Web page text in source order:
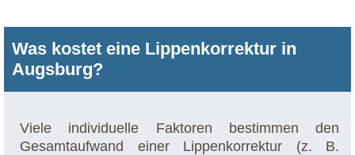
Was kostet eine Lippenkorrektur in
Augsburg?
Viele individuelle Faktoren bestimmen den
Gesamtaufwand einer Lippenkorrektur (z. B.